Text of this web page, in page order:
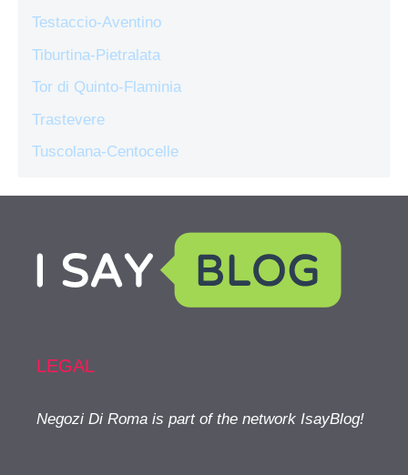
Testaccio-Aventino
Tiburtina-Pietralata
Tor di Quinto-Flaminia
Trastevere
Tuscolana-Centocelle
LEGAL
Negozi Di Roma is part of the network IsayBlog!